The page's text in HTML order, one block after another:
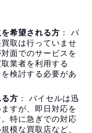
希望される方 ： バ
取は行っていませ
面でのサービスを
業者を利用する
検討する必要があ
方 ： バイセルは迅
すが、即日対応を
特に急ぎでの対応
模な買取店など、